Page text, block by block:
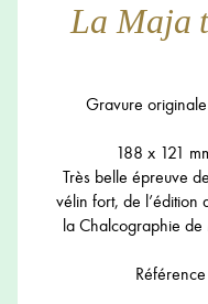
La Maja
Gravure
188 x 121
Très belle épreuve
vélin fort, de l’édition
la Chalcographie